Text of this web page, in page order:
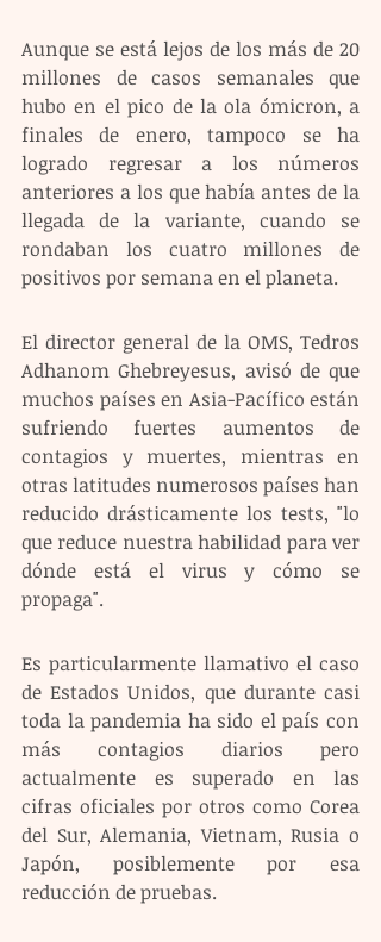
Aunque se está lejos de los más de 20
millones de casos semanales que
hubo en el pico de la ola ómicron, a
finales de enero, tampoco se ha
logrado regresar a los números
anteriores a los que había antes de la
llegada de la variante, cuando se
rondaban los cuatro millones de
positivos por semana en el planeta.
El director general de la OMS, Tedros
Adhanom Ghebreyesus, avisó de que
muchos países en Asia-Pacífico están
sufriendo fuertes aumentos de
contagios y muertes, mientras en
otras latitudes numerosos países han
reducido drásticamente los tests, "lo
que reduce nuestra habilidad para ver
dónde está el virus y cómo se
propaga".
Es particularmente llamativo el caso
de Estados Unidos, que durante casi
toda la pandemia ha sido el país con
más contagios diarios pero
actualmente es superado en las
cifras oficiales por otros como Corea
del Sur, Alemania, Vietnam, Rusia o
Japón, posiblemente por esa
reducción de pruebas.